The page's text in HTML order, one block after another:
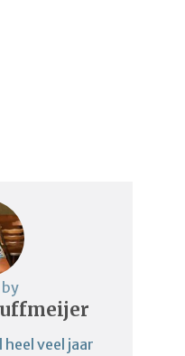
heel veel jaar